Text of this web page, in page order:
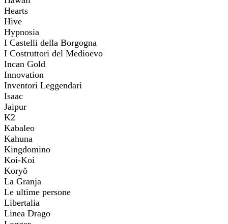
Hearts
Hive
Hypnosia
I Castelli della Borgogna
I Costruttori del Medioevo
Incan Gold
Innovation
Inventori Leggendari
Isaac
Jaipur
K2
Kabaleo
Kahuna
Kingdomino
Koi-Koi
Koryŏ
La Granja
Le ultime persone
Libertalia
Linea Drago